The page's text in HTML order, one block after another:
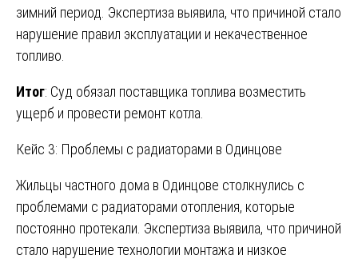
зимний период. Экспертиза выявила, что причиной стало
нарушение правил эксплуатации и некачественное
топливо.
Итог: Суд обязал поставщика топлива возместить
ущерб и провести ремонт котла.
Кейс 3: Проблемы с радиаторами в Одинцове
Жильцы частного дома в Одинцове столкнулись с
проблемами с радиаторами отопления, которые
постоянно протекали. Экспертиза выявила, что причиной
стало нарушение технологии монтажа и низкое